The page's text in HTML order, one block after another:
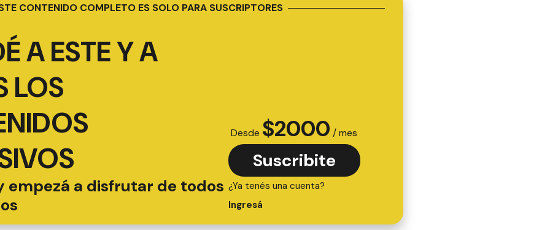
CONTENIDO COMPLETO ES SOLO PARA SUSCRIPTORES
A ESTE Y A
LOS
empezá a disfrutar de todos
Desde $2000 / mes
Suscribite
¿Ya tenés una cuenta?
Ingresá